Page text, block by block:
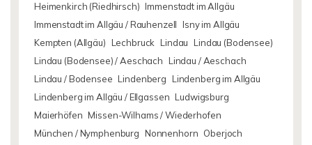
Heimenkirch (Riedhirsch) Immenstadt im Allgäu
Immenstadt im Allgäu / Rauhenzell Isny im Allgäu
Kempten (Allgäu) Lechbruck Lindau Lindau (Bodensee)
Lindau (Bodensee) / Aeschach Lindau / Aeschach
Lindau / Bodensee Lindenberg Lindenberg im Allgäu
Lindenberg im Allgäu / Ellgassen Ludwigsburg
Maierhöfen Missen-Wilhams / Wiederhofen
München / Nymphenburg Nonnenhorn Oberjoch